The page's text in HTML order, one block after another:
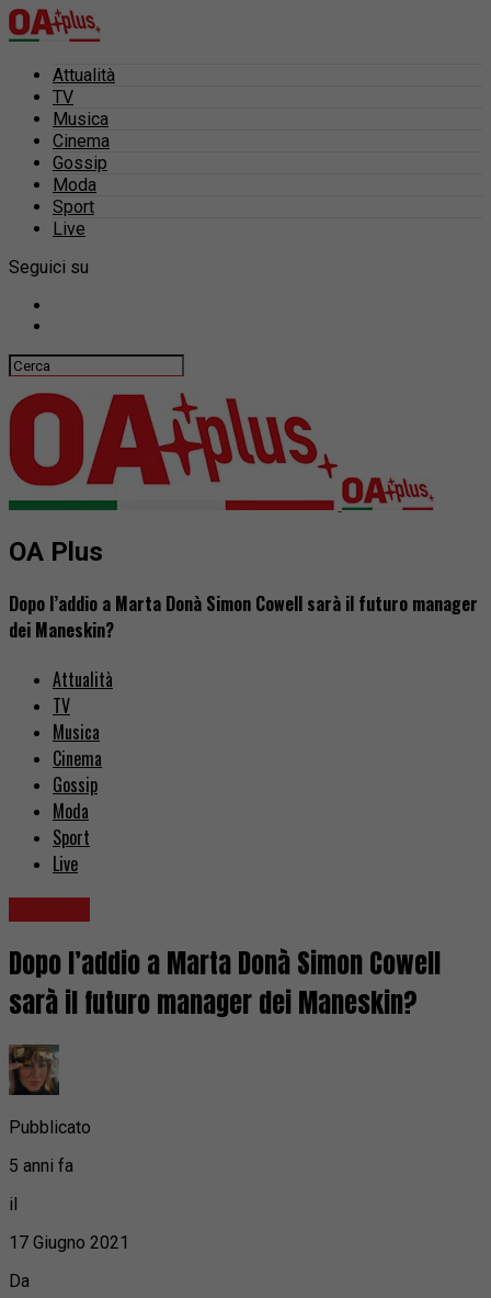
Attualità
TV
Musica
Cinema
Gossip
Moda
Sport
Live
Seguici su
OA Plus
Dopo l’addio a Marta Donà Simon Cowell sarà il futuro manager
dei Maneskin?
Attualità
TV
Musica
Cinema
Gossip
Moda
Sport
Live
Dopo l’addio a Marta Donà Simon Cowell
sarà il futuro manager dei Maneskin?
Pubblicato
5 anni fa
il
17 Giugno 2021
Da